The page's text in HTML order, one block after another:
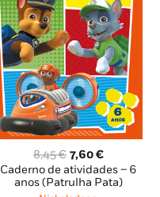
8,45€ O
preço
original
7,60€O
preço
atual
Caderno de atividades – 6
anos (Patrulha Pata)